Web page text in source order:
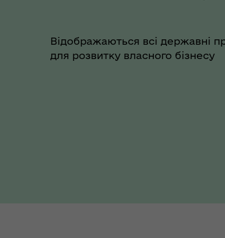
Дії населення при
небезпечних подіях та
надзвичайних ситуаціях
Відображаються всі державні
для розвитку власного бізнесу